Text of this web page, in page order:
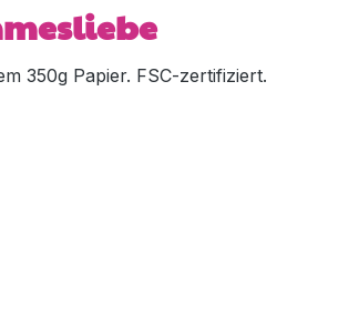
350g Papier. FSC-zertifiziert.